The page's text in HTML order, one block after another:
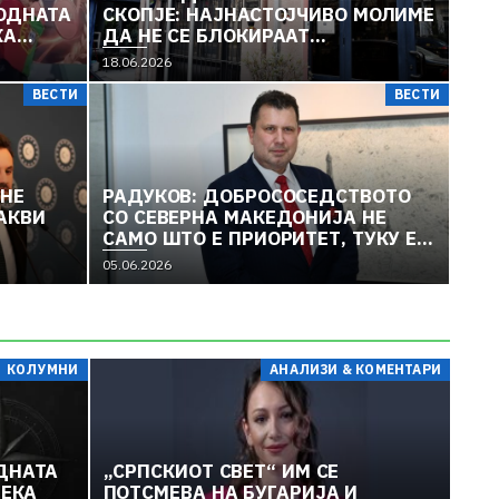
УКРАИНСКАТА АМБАСАДОРКА ПО
КАРДАМ
ВЕСТИ
СКОПЈЕ: НАЈНАСТОЈЧИВО МОЛИМЕ
ДА НЕ СЕ БЛОКИРААТ
ГРАНИЧНИТЕ ПРЕМИНИ ИЛИ
ПАТИШТАТА МЕЃУ БУГАРИЈА И
СЕВЕРНА МАКЕДОНИЈА
18.06.2026
ВЕСТИ
РАДУКОВ: ДОБРОСОСЕДСТВОТО
СО СЕВЕРНА МАКЕДОНИЈА НЕ
САМО ШТО Е ПРИОРИТЕТ, ТУКУ Е И
ХОРИЗОНТАЛЕН КРИТЕРИУМ
05.06.2026
КОЛУМНИ АНАЛИЗИ & КОМЕНТАРИ
„СРПСКИОТ СВЕТ“ ИМ СЕ
ПОТСМЕВА НА БУГАРИЈА И